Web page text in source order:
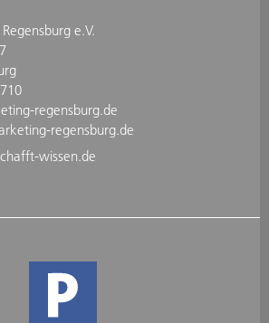
e.V.
regensburg.de
regensburg.de
wissen.de